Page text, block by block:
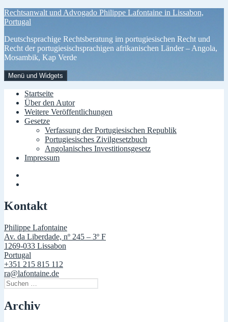
Zum
Inhalt
Rechtsanwalt und Advogado Philippe Lafontaine in Lissabon,
Portugal
Deutschsprachige Rechtsberatung im portugiesischen Recht und
Recht der portugiesischsprachigen afrikanischen Länder – Angola,
Mosambik, Kap Verde
Menü und Widgets
Startseite
Über den Autor
Weitere Veröffentlichungen
Gesetze
Verfassung der Portugiesischen Republik
Portugiesisches Zivilgesetzbuch
Angolanisches Investitionsgesetz
Impressum
Kontakt
Philippe Lafontaine
Av. da Liberdade, nº 245 – 3º F
1269-033 Lissabon
Portugal
+351 215 815 112
ra@lafontaine.de
Suchen
nach:
Archiv